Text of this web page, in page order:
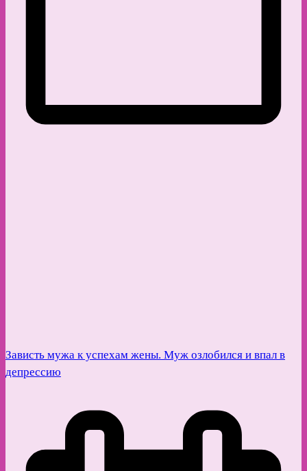
Зависть мужа к успехам жены. Муж озлобился и впал в
депрессию